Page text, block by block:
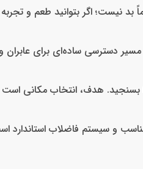
نیست؛ اگر بتوانید طعم و تجربه
دسترسی ساده‌ای برای
بسنجید. هدف، انتخاب مکانی است
و سیستم فاضلاب استاندارد